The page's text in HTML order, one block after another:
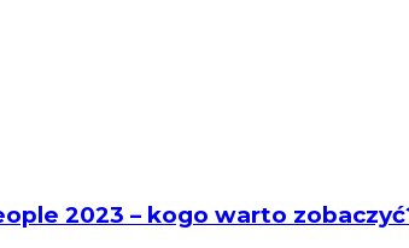
2023 – kogo warto